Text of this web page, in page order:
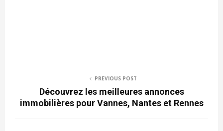
PREVIOUS POST
Découvrez les meilleures annonces
immobilières pour Vannes, Nantes et Rennes